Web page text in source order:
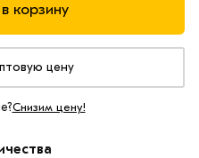
корзину
цену
Снизим цену!